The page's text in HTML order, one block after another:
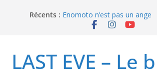
Récents : Enomoto n’est pas un ange
QUEEN BEE enflamme le
I’m not in love de Zeniko
LAST EVE – Le